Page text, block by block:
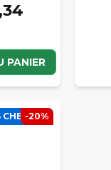
PANIER
SCP
-20%